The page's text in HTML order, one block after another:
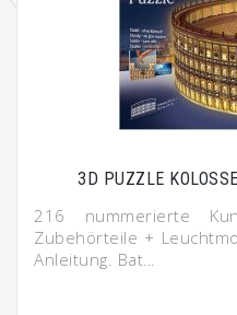
3D PUZZLE
216 nummerierte
Zubehörteile +
Anleitung. Bat…